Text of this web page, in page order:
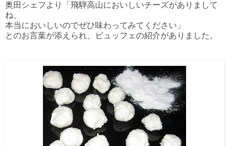
奥田シェフより「飛騨高山においしいチーズがありまして
ね、
本当においしいのでぜひ味わってみてください」
とのお言葉が添えられ、ビュッフェの紹介がありました。